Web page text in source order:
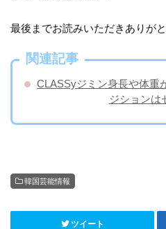
最後までお読みいただきありが
関連記事
CLASSyジミン身長や体重
ジションは
韓国芸能情報
ツイート